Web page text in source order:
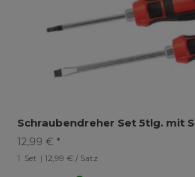
Schraubendreher Set 5tlg. mit
12,99 € *
1 Set | 12,99 € / Satz